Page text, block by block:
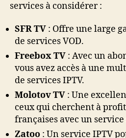
services à considérer :
SFR TV : Offre une large
de services VOD.
Freebox TV : Avec un
vous avez accès à une
de services IPTV.
Molotov TV : Une
ceux qui cherchent à
françaises avec un
Zatoo : Un service IPTV